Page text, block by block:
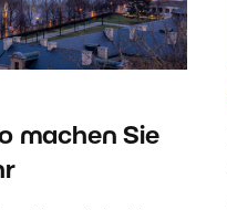
machen Sie